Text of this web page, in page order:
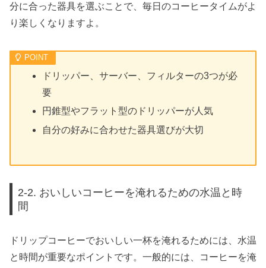
分に合った器具を選ぶことで、毎日のコーヒータイムがよ
り楽しくなりますよ。
ドリッパー、サーバー、フィルターの3つが必
要
円錐型やフラット型のドリッパーが人気
自分の好みに合わせた器具選びが大切
2-2. おいしいコーヒーを淹れるための水温と時
間
ドリップコーヒーでおいしい一杯を淹れるためには、水温
と時間が重要なポイントです。一般的には、コーヒーを淹